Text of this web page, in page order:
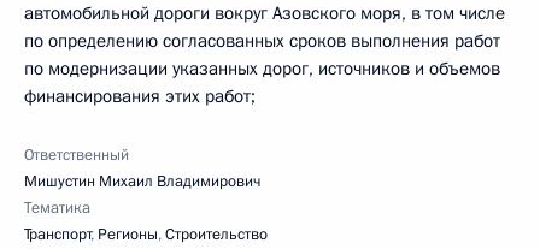
автомобильной дороги вокруг Азовского моря, в том числе
по определению согласованных сроков выполнения работ
по модернизации указанных дорог, источников и объемов
финансирования этих работ;
Ответственный
Мишустин Михаил Владимирович
Тематика
Транспорт, Регионы,Строительство